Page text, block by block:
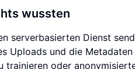
wussten
serverbasierten Dienst
Uploads und die
trainieren oder